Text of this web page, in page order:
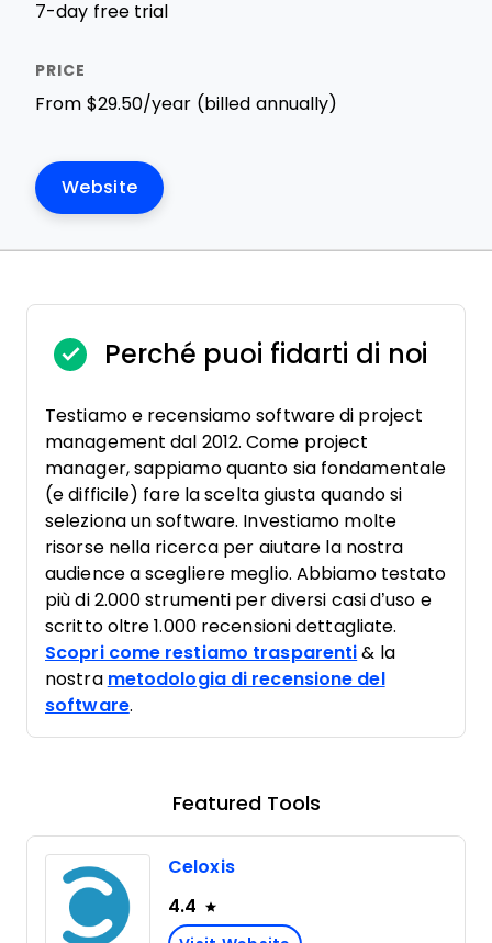
7-day free trial
From $29.50/year (billed annually)
Website
Perché puoi fidarti di noi
Testiamo e recensiamo software di project
management dal 2012. Come project
manager, sappiamo quanto sia fondamentale
(e difficile) fare la scelta giusta quando si
seleziona un software. Investiamo molte
risorse nella ricerca per aiutare la nostra
audience a scegliere meglio. Abbiamo testato
più di 2.000 strumenti per diversi casi d’uso e
scritto oltre 1.000 recensioni dettagliate.
Scopri come restiamo trasparenti & la
nostra metodologia di recensione del
software.
Featured Tools
Celoxis
4.4